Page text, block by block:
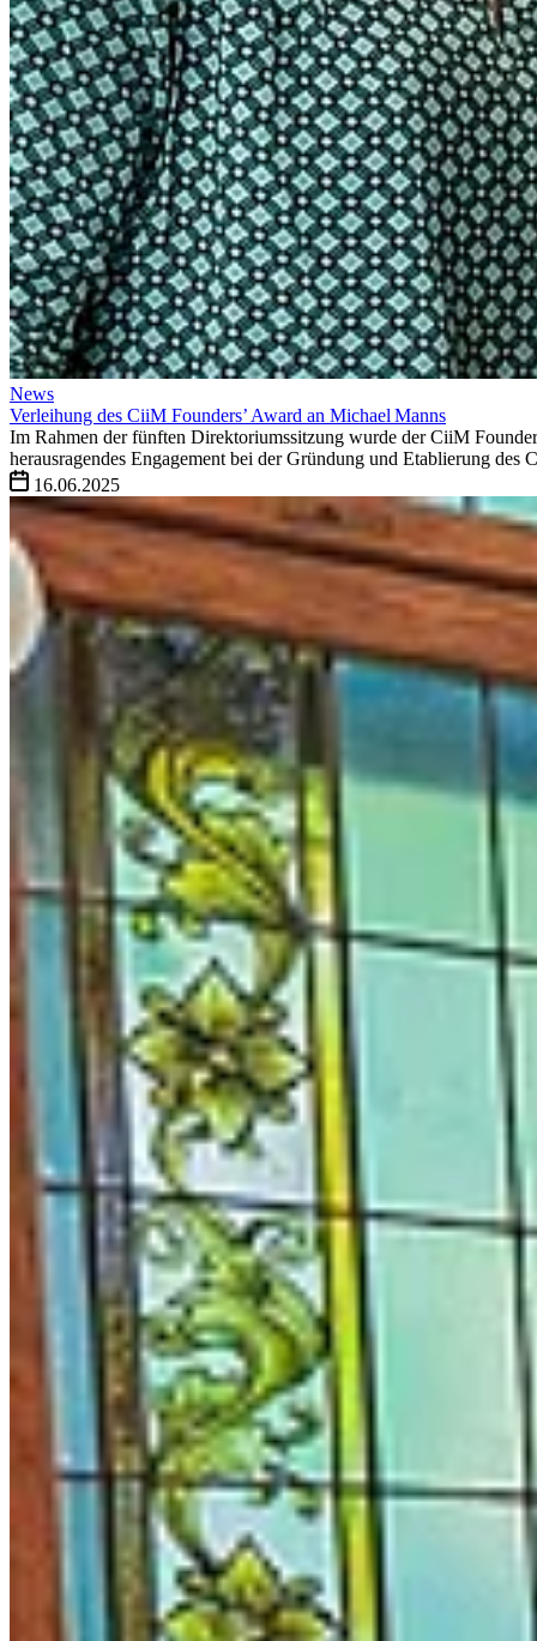
News
Verleihung des CiiM Founders’ Award an Michael Manns
Im Rahmen der fünften Direktoriumssitzung wurde der CiiM
herausragendes Engagement bei der Gründung und Etablierung des
16.06.2025